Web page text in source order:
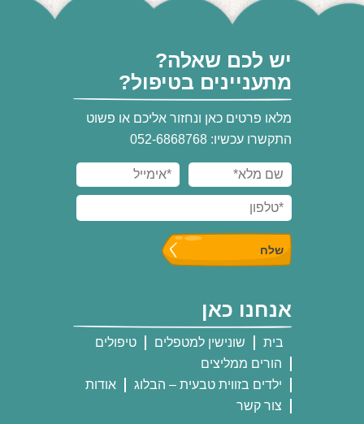
יש לכם שאלה?
מתעניינים בטיפול?
מלאו פרטים כאן ונחזור אליכם או פשוט
התקשרו עכשיו: 052-6868768
אנחנו כאן
בית שונישין למטפלים
טיפולים
הורים ממליצים
ילדים בזווית טבעית – הבלוג
אודות
צור קשר